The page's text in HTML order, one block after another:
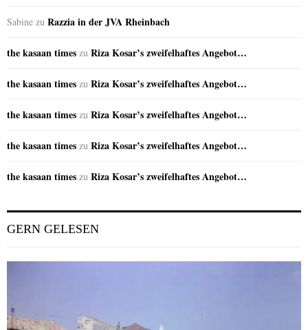
Sabine zu Razzia in der JVA Rheinbach
the kasaan times zu Riza Kosar’s zweifelhaftes Angebot…
the kasaan times zu Riza Kosar’s zweifelhaftes Angebot…
the kasaan times zu Riza Kosar’s zweifelhaftes Angebot…
the kasaan times zu Riza Kosar’s zweifelhaftes Angebot…
the kasaan times zu Riza Kosar’s zweifelhaftes Angebot…
GERN GELESEN